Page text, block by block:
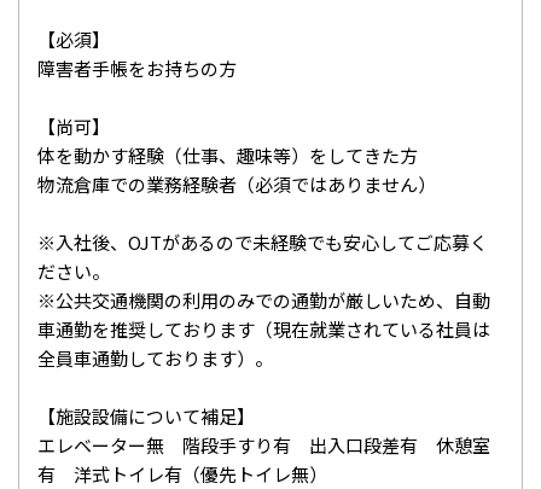
【必須】
障害者手帳をお持ちの方
【尚可】
体を動かす経験（仕事、趣味等）をしてきた方
物流倉庫での業務経験者（必須ではありません）
※入社後、OJTがあるので未経験でも安心してご応募く
ださい。
※公共交通機関の利用のみでの通勤が厳しいため、自動
車通勤を推奨しております（現在就業されている社員は
全員車通勤しております）。
【施設設備について補足】
エレベーター無 階段手すり有 出入口段差有 休憩室
有 洋式トイレ有（優先トイレ無）